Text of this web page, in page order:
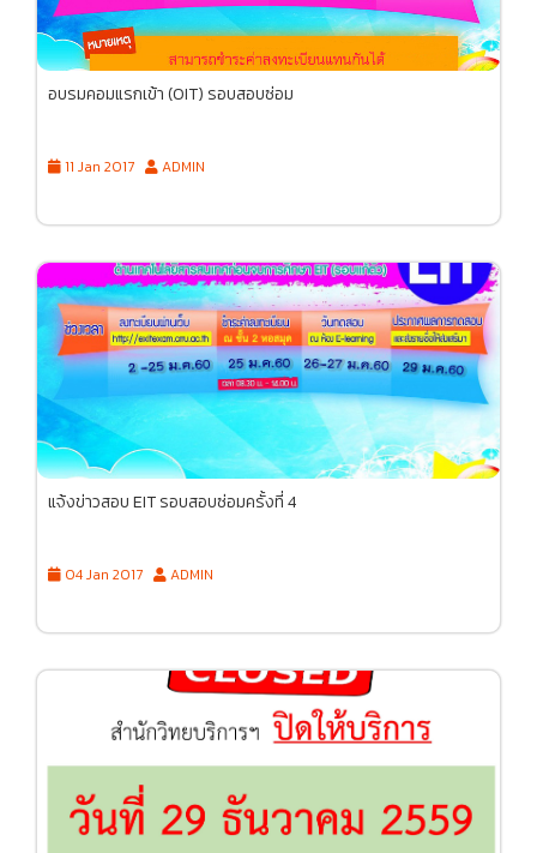
อบรมคอมแรกเข้า (OIT) รอบสอบซ่อม
11 Jan 2017 ADMIN
แจ้งข่าวสอบ EIT รอบสอบซ่อมครั้งที่ 4
04 Jan 2017 ADMIN